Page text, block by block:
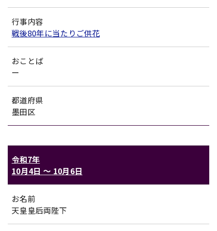
行事内容
戦後80年に当たりご供花
おことば
ー
都道府県
墨田区
令和7年
10月4日 〜 10月6日
お名前
天皇皇后両陛下